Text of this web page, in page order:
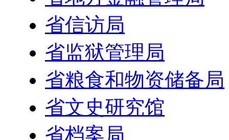
省地方金融管理局
省信访局
省监狱管理局
省粮食和物资储备局
省文史研究馆